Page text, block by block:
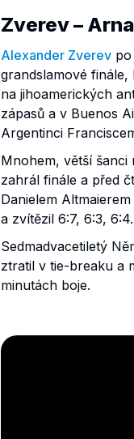
Zverev –
Alexander Zverev
grandslamové
na jihoamerických
zápasů a v Buenos
Argentinci
Mnohem, větší
zahrál finále a před
Danielem
a zvítězil 6:7, 6:3, 6:4.
Sedmadvacetiletý
ztratil v tie-breaku a
minutách boje.